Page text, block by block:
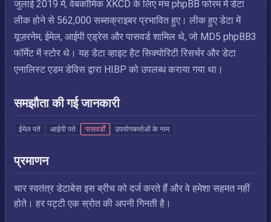
जुलाई 2019 में, वेबकॉमिक XKCD के लिए मंच phpBB फोरम में डेटा
लीक होने से 562,000 सब्सक्राइबर प्रभावित हुए। लीक हुए डेटा में
यूज़रनेम, ईमेल, आईपी एड्रेस और पासवर्ड शामिल थे, जो MD5 phpBB3
फॉर्मेट में स्टोर थे। यह डेटा व्हाइट हैट सिक्योरिटी रिसर्चर और डेटा
एनालिस्ट एडम डेविस द्वारा HIBP को उपलब्ध कराया गया था।
समझौता की गई जानकारी
ईमेल पते आईपी पते पासवर्डों उपयोगकर्ताओं के नाम
प्रमाणन
चार स्वतंत्र डेटाबेस इस ब्रीच को दर्ज करते हैं और वे हमेशा सहमत नहीं
होते। हर पट्टी एक स्रोत की अपनी गिनती है।